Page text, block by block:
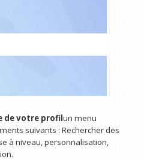
de votre profilun menu
suivants : Rechercher des
à niveau, personnalisation,